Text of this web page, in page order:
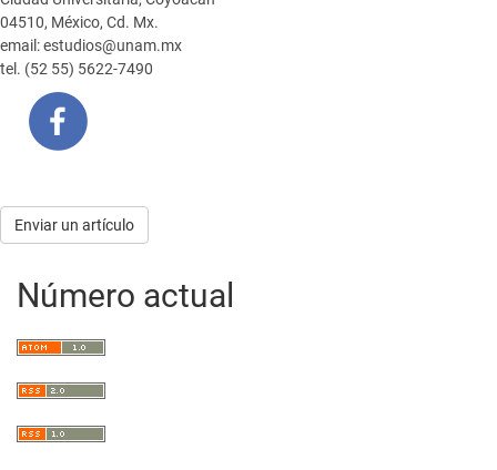
04510, México, Cd. Mx.
email: estudios@unam.mx
tel. (52 55) 5622-7490
Enviar
artículo
Enviar un artículo
Número actual